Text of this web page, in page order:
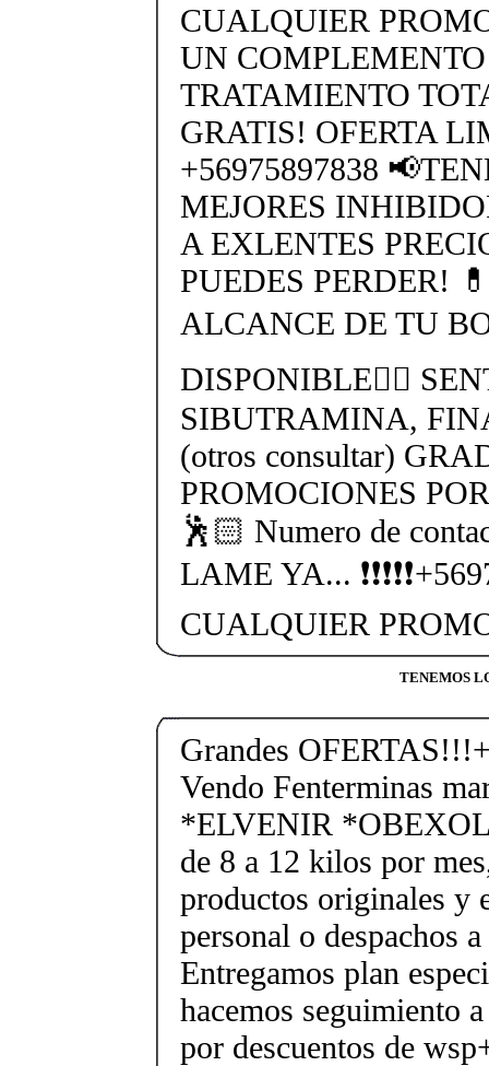
CUALQUIER
UN
TRATAMIENTO
GRATIS! OFERTA
+56975897838
MEJORES
A EXLENTES
PUEDES PERDER!
ALCANCE DE TU
DISPONIBLE👉🏻
SIBUTRAMINA,
(otros consultar)
PROMOCIONES
🕺🏻 Numero de
LAME YA...
CUALQUIER
TENEMOS
Grandes
Vendo Fenterminas
*ELVENIR
de 8 a 12 kilos por
productos originales y
personal o despachos
Entregamos plan
hacemos seguimiento
por descuentos de